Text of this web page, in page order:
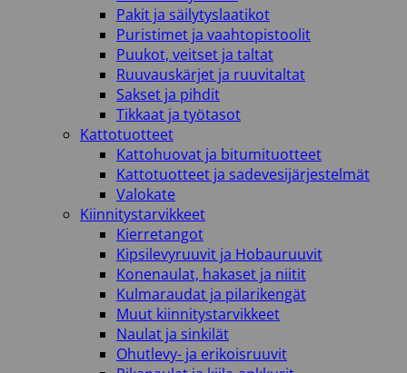
Pakit ja säilytyslaatikot
Puristimet ja vaahtopistoolit
Puukot, veitset ja taltat
Ruuvauskärjet ja ruuvitaltat
Sakset ja pihdit
Tikkaat ja työtasot
Kattotuotteet
Kattohuovat ja bitumituotteet
Kattotuotteet ja sadevesijärjestelmät
Valokate
Kiinnitystarvikkeet
Kierretangot
Kipsilevyruuvit ja Hobauruuvit
Konenaulat, hakaset ja niitit
Kulmaraudat ja pilarikengät
Muut kiinnitystarvikkeet
Naulat ja sinkilät
Ohutlevy- ja erikoisruuvit